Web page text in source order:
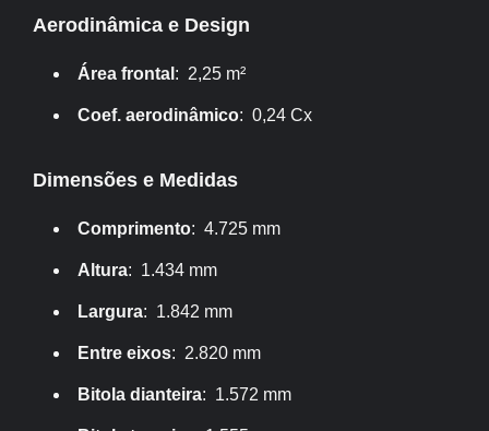
Aerodinâmica e Design
Área frontal : 2,25 m²
Coef. aerodinâmico: 0,24 Cx
Dimensões e Medidas
Comprimento: 4.725 mm
Altura: 1.434 mm
Largura: 1.842 mm
Entre eixos: 2.820 mm
Bitola dianteira: 1.572 mm